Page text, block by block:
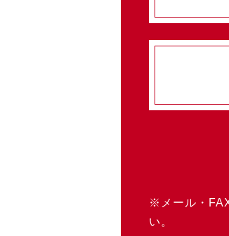
※メール・
い。